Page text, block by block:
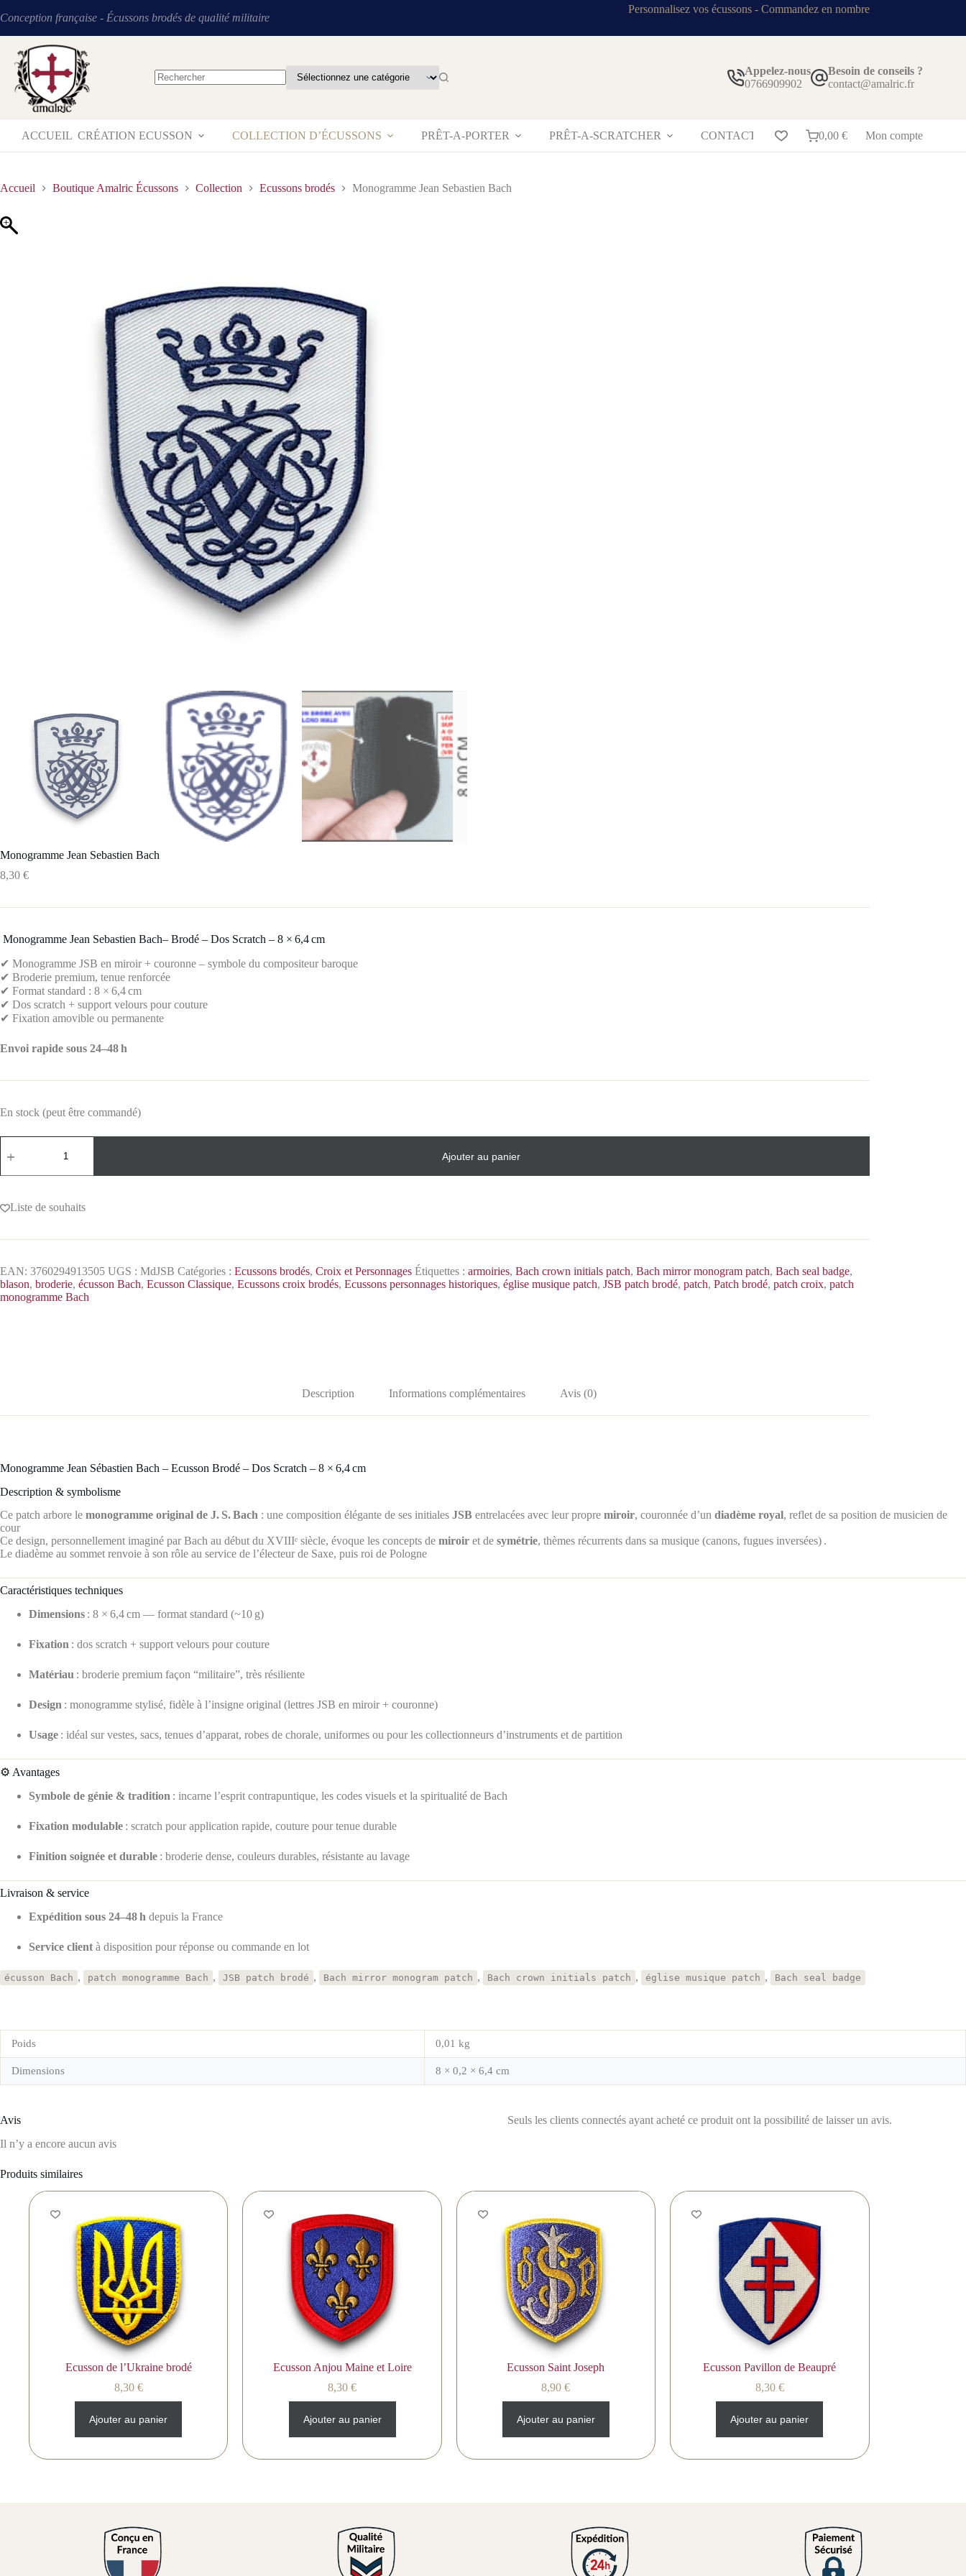
Conception française - Écussons brodés de qualité militaire
Personnalisez vos écussons - Commandez en nombre
Appelez-nous
0766909902
Besoin de conseils ?
contact@amalric.fr
ACCUEIL CRÉATION ECUSSON COLLECTION D’ÉCUSSONS PRÊT-A-PORTER PRÊT-A-SCRATCHER CONTACT BLOG0,00 € Mon compte
Accueil Boutique Amalric Écussons Collection Ecussons brodés Monogramme Jean Sebastien Bach
Monogramme Jean Sebastien Bach
8,30 €
️ Monogramme Jean Sebastien Bach– Brodé – Dos Scratch – 8 × 6,4 cm
✔ Monogramme JSB en miroir + couronne – symbole du compositeur baroque
✔ Broderie premium, tenue renforcée
✔ Format standard : 8 × 6,4 cm
✔ Dos scratch + support velours pour couture
✔ Fixation amovible ou permanente
Envoi rapide sous 24–48 h
En stock (peut être commandé)
Ajouter au panier
Liste de souhaits
EAN: 3760294913505 UGS : MdJSB Catégories : Ecussons brodés, Croix et Personnages Étiquettes : armoiries, Bach crown initials patch, Bach mirror monogram patch, Bach seal badge,
blason, broderie, écusson Bach, Ecusson Classique, Ecussons croix brodés, Ecussons personnages historiques, église musique patch, JSB patch brodé, patch, Patch brodé, patch croix, patch
monogramme Bach
Description Informations complémentaires Avis (0)
Monogramme Jean Sébastien Bach – Ecusson Brodé – Dos Scratch – 8 × 6,4 cm
Description & symbolisme
Ce patch arbore le monogramme original de J. S. Bach : une composition élégante de ses initiales JSB entrelacées avec leur propre miroir, couronnée d’un diadème royal, reflet de sa position de musicien de
cour
Ce design, personnellement imaginé par Bach au début du XVIIIᵉ siècle, évoque les concepts de miroir et de symétrie, thèmes récurrents dans sa musique (canons, fugues inversées) .
Le diadème au sommet renvoie à son rôle au service de l’électeur de Saxe, puis roi de Pologne
Caractéristiques techniques
Dimensions : 8 × 6,4 cm — format standard (~10 g)
Fixation : dos scratch + support velours pour couture
Matériau : broderie premium façon “militaire”, très résiliente
Design : monogramme stylisé, fidèle à l’insigne original (lettres JSB en miroir + couronne)
Usage : idéal sur vestes, sacs, tenues d’apparat, robes de chorale, uniformes ou pour les collectionneurs d’instruments et de partition
⚙️ Avantages
Symbole de génie & tradition : incarne l’esprit contrapuntique, les codes visuels et la spiritualité de Bach
Fixation modulable : scratch pour application rapide, couture pour tenue durable
Finition soignée et durable : broderie dense, couleurs durables, résistante au lavage
Livraison & service
Expédition sous 24–48 h depuis la France
Service client à disposition pour réponse ou commande en lot
écusson Bach , patch monogramme Bach , JSB patch brodé , Bach mirror monogram patch , Bach crown initials patch , église musique patch , Bach seal badge
Poids 0,01 kg
Dimensions 8 × 0,2 × 6,4 cm
Avis
Il n’y a encore aucun avis
Seuls les clients connectés ayant acheté ce produit ont la possibilité de laisser un avis.
Produits similaires
Ecusson de l’Ukraine brodé
8,30 €
Ajouter au panier
Ecusson Anjou Maine et Loire
8,30€
Ajouter au panier
Ecusson Saint Joseph
8,90€
Ajouter au panier
Ecusson Pavillon de Beaupré
8,30 €
Ajouter au panier